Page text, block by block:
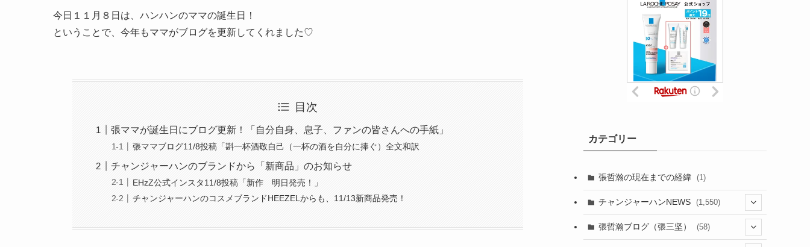
今日１１月８日は、ハンハンのママの誕生日！
ということで、今年もママがブログを更新してくれました♡
目次
張ママが誕生日にブログ更新！「自分自身、息子、ファンの皆さんへの手紙」
張ママブログ11/8投稿「斟一杯酒敬自己（一杯の酒を自分に捧ぐ）全文和訳
チャンジャーハンのブランドから「新商品」のお知らせ
EHzZ公式インスタ11/8投稿「新作 明日発売！」
チャンジャーハンのコスメブランドHEEZELからも、11/13新商品発売！
カテゴリー
張哲瀚の現在までの経緯 (1)
チャンジャーハンNEWS (1,550)
(7)
張哲瀚ブログ（張三坚） (58)